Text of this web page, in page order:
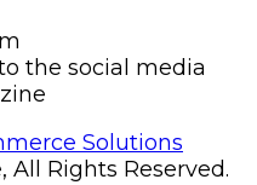
the social media
Solutions
Rights Reserved.